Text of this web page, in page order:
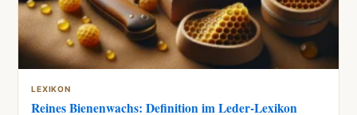
LEXIKON
Reines Bienenwachs: Definition im Leder-Lexikon